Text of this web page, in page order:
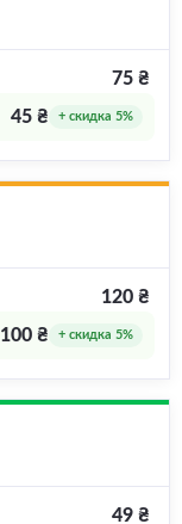
75 ₴
45 ₴ + скидка 5%
120 ₴
100 ₴ + скидка 5%
49 ₴